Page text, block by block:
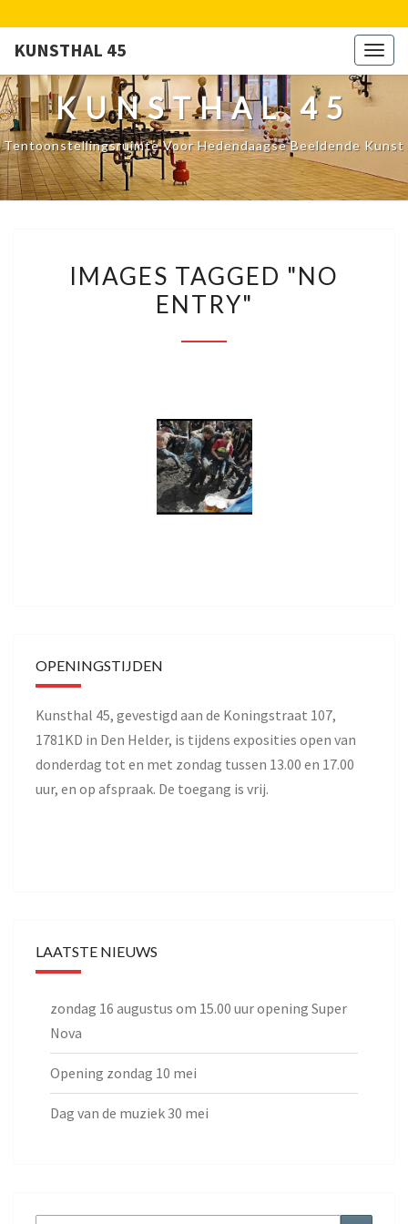
KUNSTHAL 45
KUNSTHAL 45
Tentoonstellingsruimte Voor Hedendaagse Beeldende Kunst
TAGGED
"NO
IMAGES TAGGED "NO
ENTRY"
OPENINGSTIJDEN
Kunsthal 45, gevestigd aan de Koningstraat 107,
1781KD in Den Helder, is tijdens exposities open van
donderdag tot en met zondag tussen 13.00 en 17.00
uur, en op afspraak. De toegang is vrij.
LAATSTE NIEUWS
zondag 16 augustus om 15.00 uur opening Super
Nova
Opening zondag 10 mei
Dag van de muziek 30 mei